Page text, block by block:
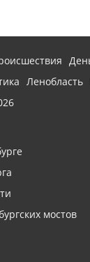
Ленобласть
мостов